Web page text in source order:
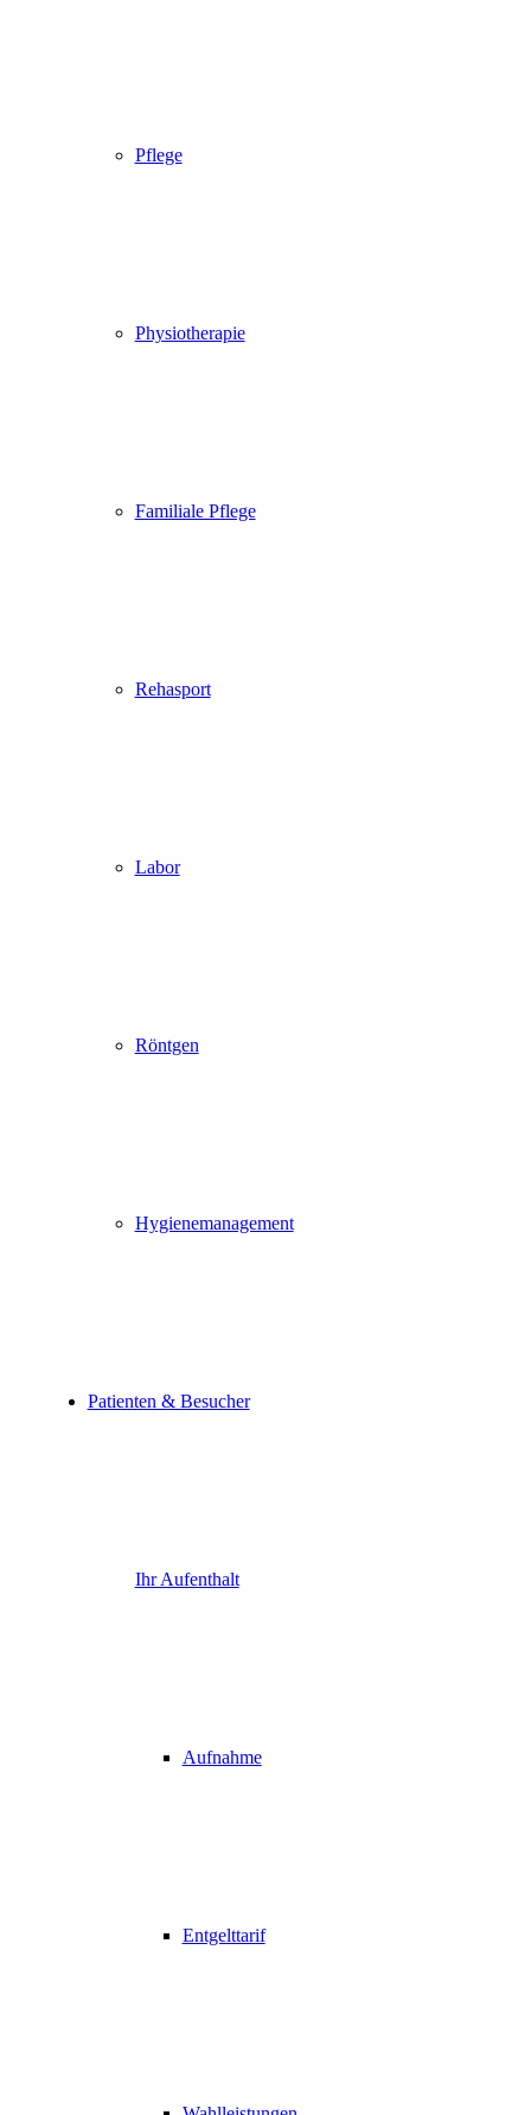
Pflege
Physiotherapie
Familiale Pflege
Rehasport
Labor
Röntgen
Hygienemanagement
Patienten & Besucher
Ihr Aufenthalt
Aufnahme
Entgelttarif